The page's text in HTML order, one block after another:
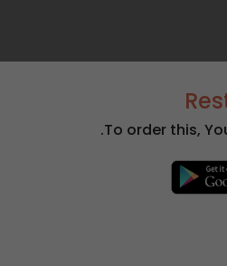
To order this,